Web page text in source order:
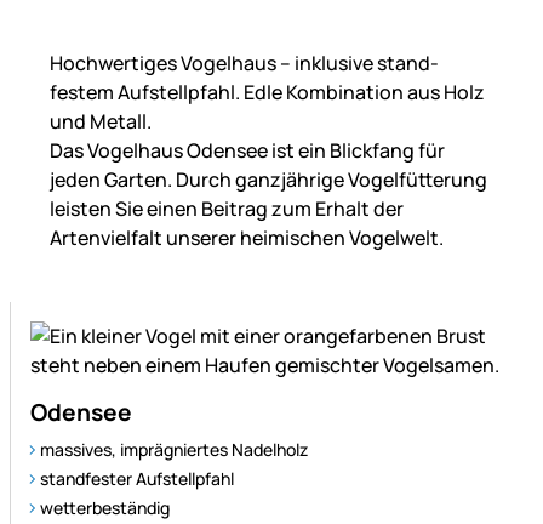
Hochwertiges Vogelhaus – inklusive stand­
festem Aufstell­pfahl. Edle Kombination aus Holz
und Metall.
Das Vogelhaus Odensee ist ein Blickfang für
jeden Garten. Durch ganzjährige Vogel­fütterung
leisten Sie einen Beitrag zum Erhalt der
Artenvielfalt unserer heimischen Vogelwelt.
Odensee
massives, imprägniertes Nadelholz
standfester Aufstellpfahl
wetterbeständig